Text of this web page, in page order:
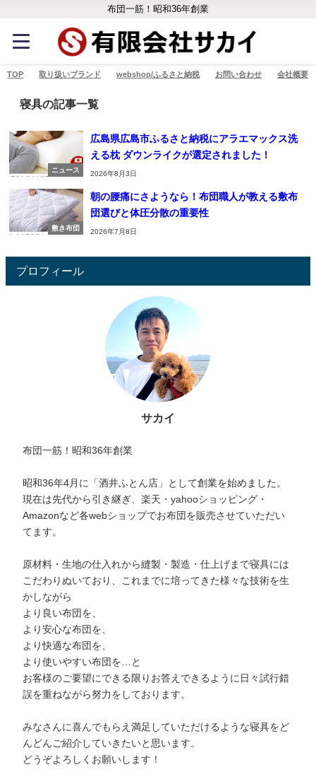
布団一筋！昭和36年創業
TOP 取り扱いブランド webshop/ふるさと納税 お問い合わせ 会社概要
寝具の記事一覧
ニュース
広島県広島市ふるさと納税にアラエマックス洗
える枕 ダウンライクが選定されました！
2026年8月3日
敷き布団
朝の腰痛にさようなら！布団職人が教える敷布
団選びと体圧分散の重要性
2026年7月8日
プロフィール
サカイ
布団一筋！昭和36年創業
昭和36年4月に「酒井ふとん店」として創業を始めました。
現在は先代から引き継ぎ、楽天・yahooショッピング・
Amazonなど各webショップでお布団を販売させていただい
てます。
原材料・生地の仕入れから縫製・製造・仕上げまで寝具には
こだわりぬいており、これまでに培ってきた様々な技術を生
かしながら
より良い布団を、
より安心な布団を、
より快適な布団を、
より使いやすい布団を…と
お客様のご要望にできる限りお答えできるように日々試行錯
誤を重ねながら努力をしております。
みなさんに喜んでもらえ満足していただけるような寝具をど
んどんご紹介していきたいと思います。
どうぞよろしくお願いします！